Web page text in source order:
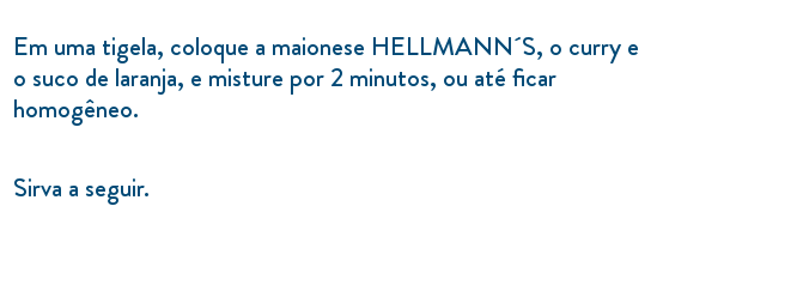
Em uma tigela, coloque a maionese HELLMANN´S, o curry e
o suco de laranja, e misture por 2 minutos, ou até ficar
homogêneo.
Sirva a seguir.